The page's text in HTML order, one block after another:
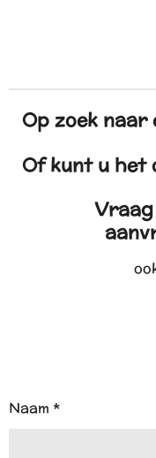
Op zoek naar
Of kunt u het
Naam *